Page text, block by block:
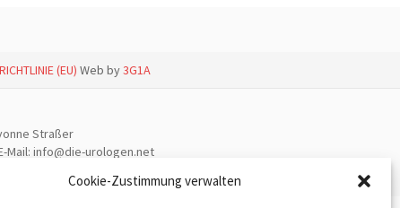
Cookie-Zustimmung verwalten
(EU) Web by3G1A
Straßer
Mail: info@die-urologen.net